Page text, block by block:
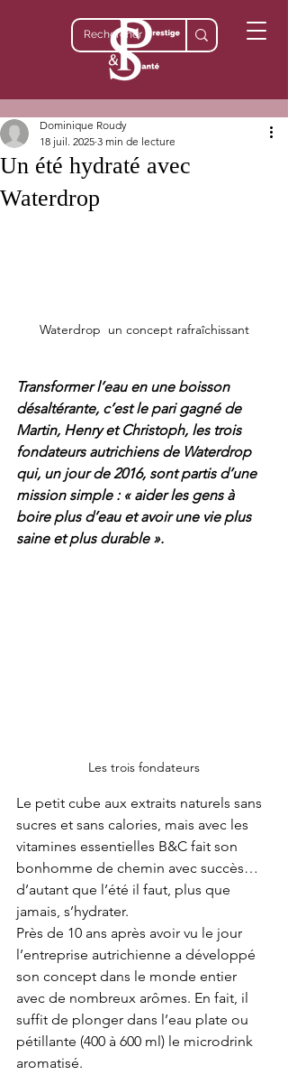
Un été hydraté avec
Waterdrop
Dominique Roudy
18 juil. 2025 3 min de lecture
Waterdrop  un concept rafraîchissant
Transformer l’eau en une boisson
désaltérante, c’est le pari gagné de
Martin, Henry et Christoph, les trois
fondateurs autrichiens de Waterdrop
qui, un jour de 2016, sont partis d’une
mission simple : « aider les gens à
boire plus d’eau et avoir une vie plus
saine et plus durable ».
Les trois fondateurs
Le petit cube aux extraits naturels sans
sucres et sans calories, mais avec les
vitamines essentielles B&C fait son
bonhomme de chemin avec succès…
d’autant que l’été il faut, plus que
jamais, s’hydrater.
Près de 10 ans après avoir vu le jour
l’entreprise autrichienne a développé
son concept dans le monde entier
avec de nombreux arômes. En fait, il
suffit de plonger dans l’eau plate ou
pétillante (400 à 600 ml) le microdrink
aromatisé.